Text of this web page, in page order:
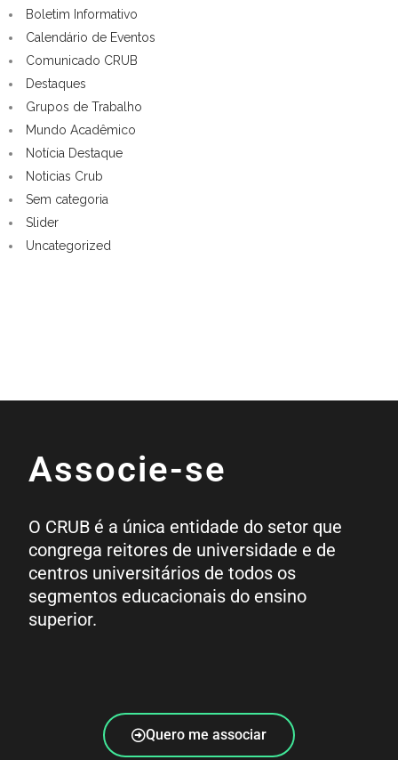
Boletim Informativo
Calendário de Eventos
Comunicado CRUB
Destaques
Grupos de Trabalho
Mundo Acadêmico
Notícia Destaque
Noticias Crub
Sem categoria
Slider
Uncategorized
Associe-se
O CRUB é a única entidade do setor que
congrega reitores de universidade e de
centros universitários de todos os
segmentos educacionais do ensino
superior.
Quero me associar